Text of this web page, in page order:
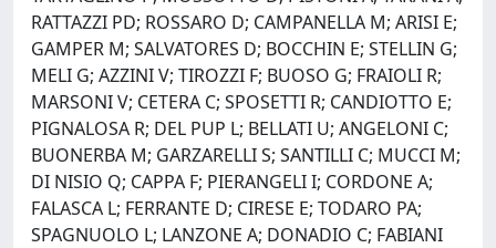
RATTAZZI PD; ROSSARO D; CAMPANELLA M; ARISI E;
GAMPER M; SALVATORES D; BOCCHIN E; STELLIN G;
MELI G; AZZINI V; TIROZZI F; BUOSO G; FRAIOLI R;
MARSONI V; CETERA C; SPOSETTI R; CANDIOTTO E;
PIGNALOSA R; DEL PUP L; BELLATI U; ANGELONI C;
BUONERBA M; GARZARELLI S; SANTILLI C; MUCCI M;
DI NISIO Q; CAPPA F; PIERANGELI I; CORDONE A;
FALASCA L; FERRANTE D; CIRESE E; TODARO PA;
SPAGNUOLO L; LANZONE A; DONADIO C; FABIANI